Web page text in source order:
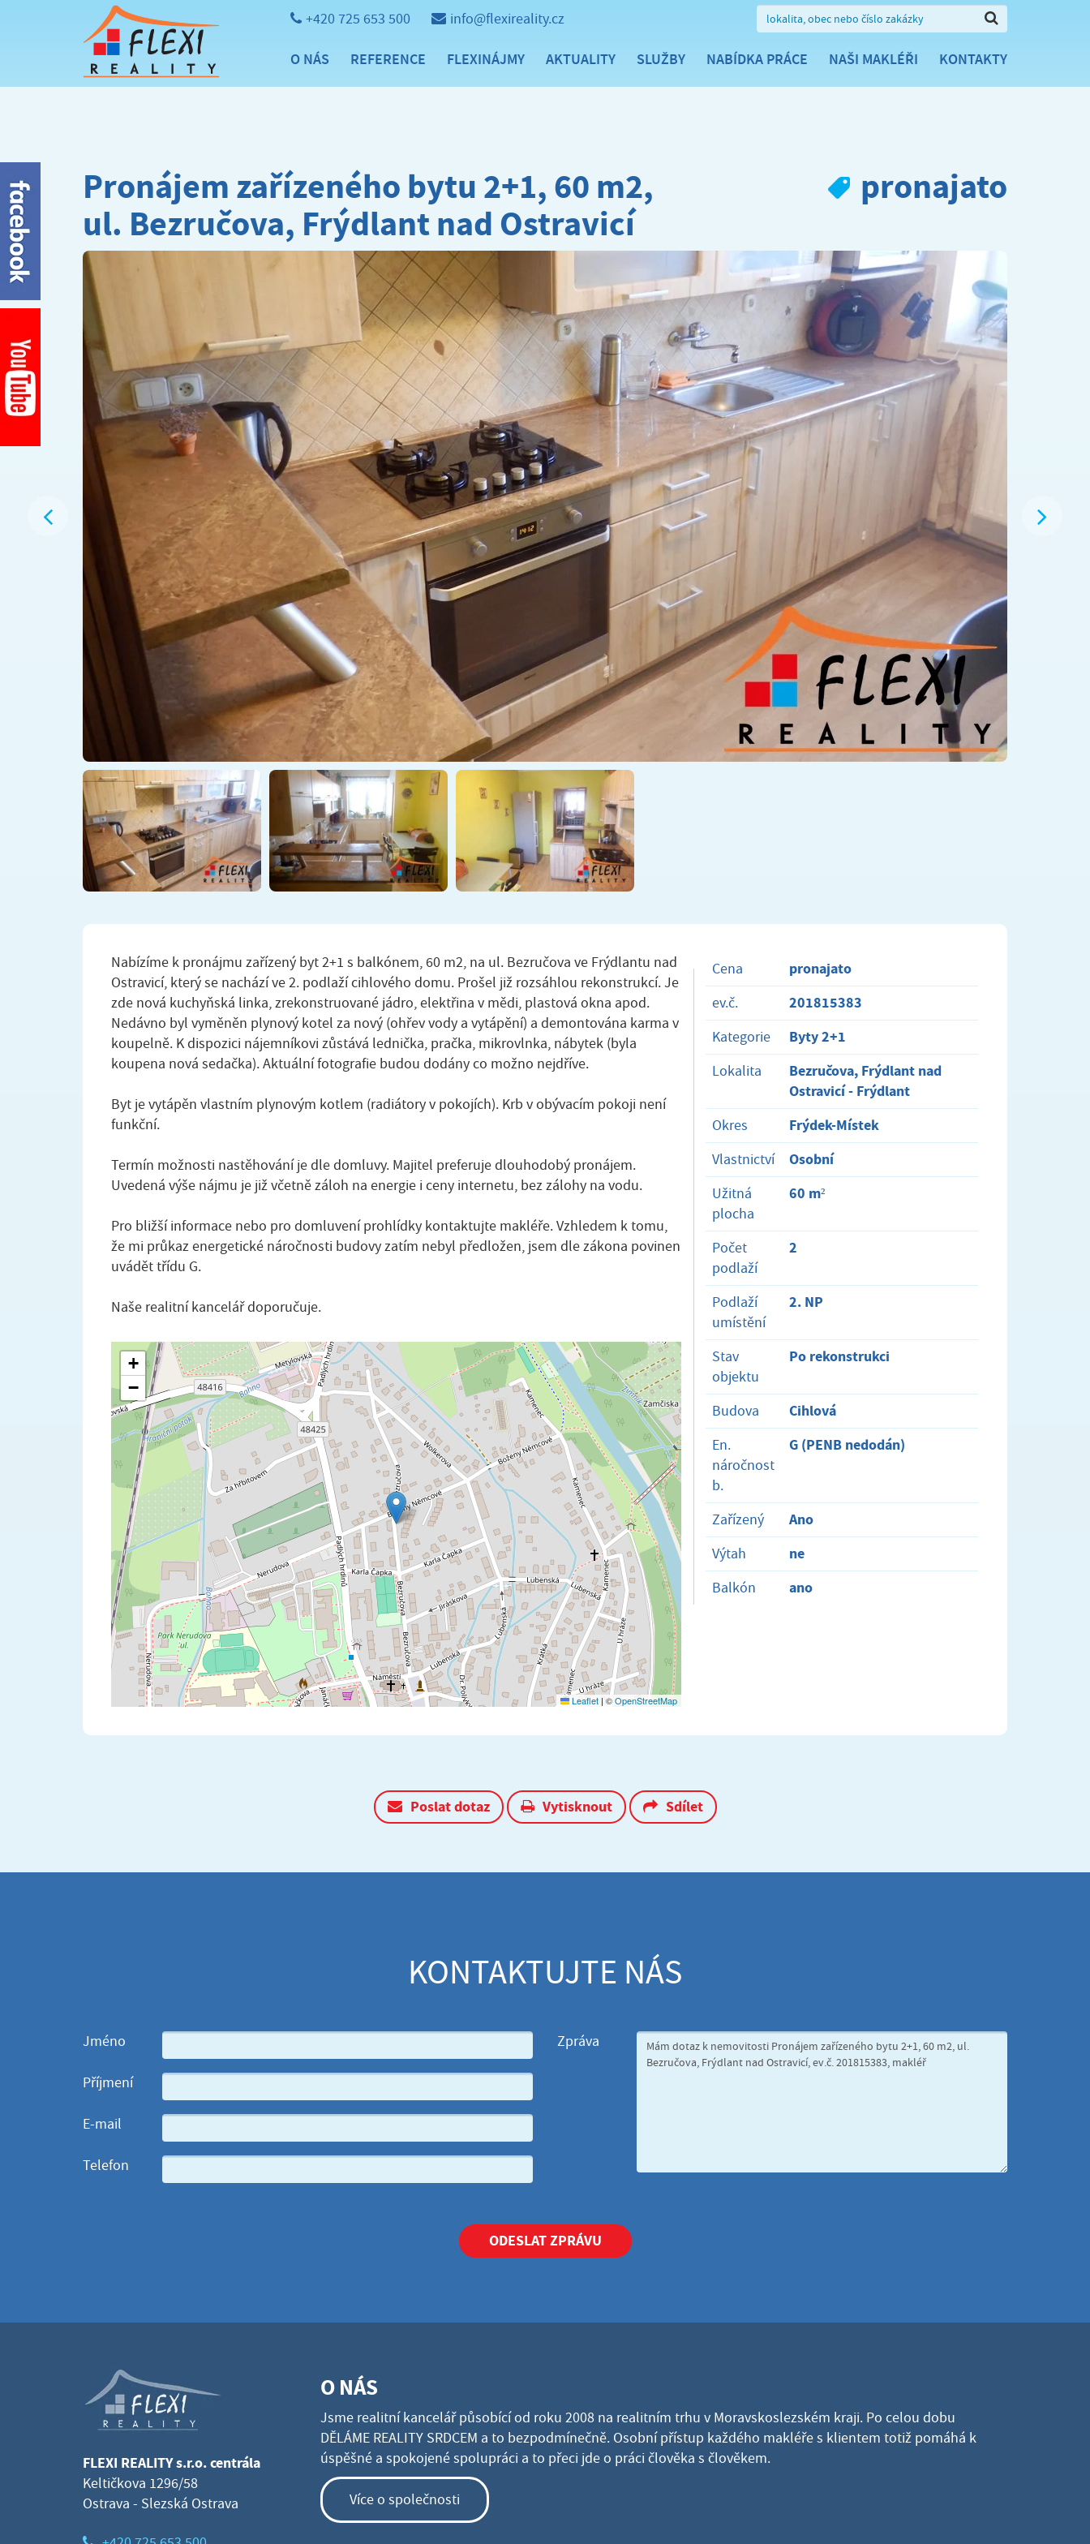
+420 725 653 500 info@flexireality.cz
O NÁS REFERENCE FLEXINÁJMY AKTUALITY SLUŽBY NABÍDKA PRÁCE NAŠI MAKLÉŘI KONTAKTY
Pronájem zařízeného bytu 2+1, 60 m2,
ul. Bezručova, Frýdlant nad Ostravicí
pronajato
Nabízíme k pronájmu zařízený byt 2+1 s balkónem, 60 m2, na ul. Bezručova ve Frýdlantu nad
Ostravicí, který se nachází ve 2. podlaží cihlového domu. Prošel již rozsáhlou rekonstrukcí. Je
zde nová kuchyňská linka, zrekonstruované jádro, elektřina v mědi, plastová okna apod.
Nedávno byl vyměněn plynový kotel za nový (ohřev vody a vytápění) a demontována karma v
koupelně. K dispozici nájemníkovi zůstává lednička, pračka, mikrovlnka, nábytek (byla
koupena nová sedačka). Aktuální fotografie budou dodány co možno nejdříve.
Byt je vytápěn vlastním plynovým kotlem (radiátory v pokojích). Krb v obývacím pokoji není
funkční.
Termín možnosti nastěhování je dle domluvy. Majitel preferuje dlouhodobý pronájem.
Uvedená výše nájmu je již včetně záloh na energie i ceny internetu, bez zálohy na vodu.
Pro bližší informace nebo pro domluvení prohlídky kontaktujte makléře. Vzhledem k tomu,
že mi průkaz energetické náročnosti budovy zatím nebyl předložen, jsem dle zákona povinen
uvádět třídu G.
Naše realitní kancelář doporučuje.
+
−
Leaflet | ©OpenStreetMap
Cena pronajato
ev.č. 201815383
Kategorie Byty 2+1
Lokalita
Bezručova, Frýdlant nad
Ostravicí - Frýdlant
Okres Frýdek-Místek
Vlastnictví Osobní
Užitná
plocha
60 m²
Počet
podlaží
2
Podlaží
umístění
2. NP
Stav
objektu
Po rekonstrukci
Budova Cihlová
En.
náročnost
b.
G (PENB nedodán)
Zařízený Ano
Výtah ne
Balkón ano
Poslat dotaz Vytisknout Sdílet
KONTAKTUJTE NÁS
Jméno
Příjmení
E-mail
Telefon
Zpráva
ODESLAT ZPRÁVU
FLEXI REALITY s.r.o. centrála
Keltičkova 1296/58
Ostrava - Slezská Ostrava
O NÁS
Jsme realitní kancelář působící od roku 2008 na realitním trhu v Moravskoslezském kraji. Po celou dobu
DĚLÁME REALITY SRDCEM a to bezpodmínečně. Osobní přístup každého makléře s klientem totiž pomáhá k
úspěšné a spokojené spolupráci a to přeci jde o práci člověka s člověkem.
Více o společnosti